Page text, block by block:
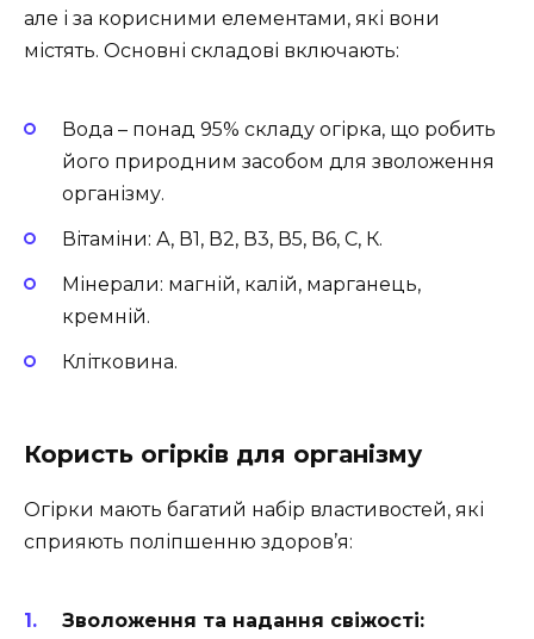
але і за корисними елементами, які вони
містять. Основні складові включають:
Вода – понад 95% складу огірка, що робить
його природним засобом для зволоження
організму.
Вітаміни: А, В1, В2, В3, В5, В6, С, К.
Мінерали: магній, калій, марганець,
кремній.
Клітковина.
Користь огірків для організму
Огірки мають багатий набір властивостей, які
сприяють поліпшенню здоров’я:
Зволоження та надання свіжості: